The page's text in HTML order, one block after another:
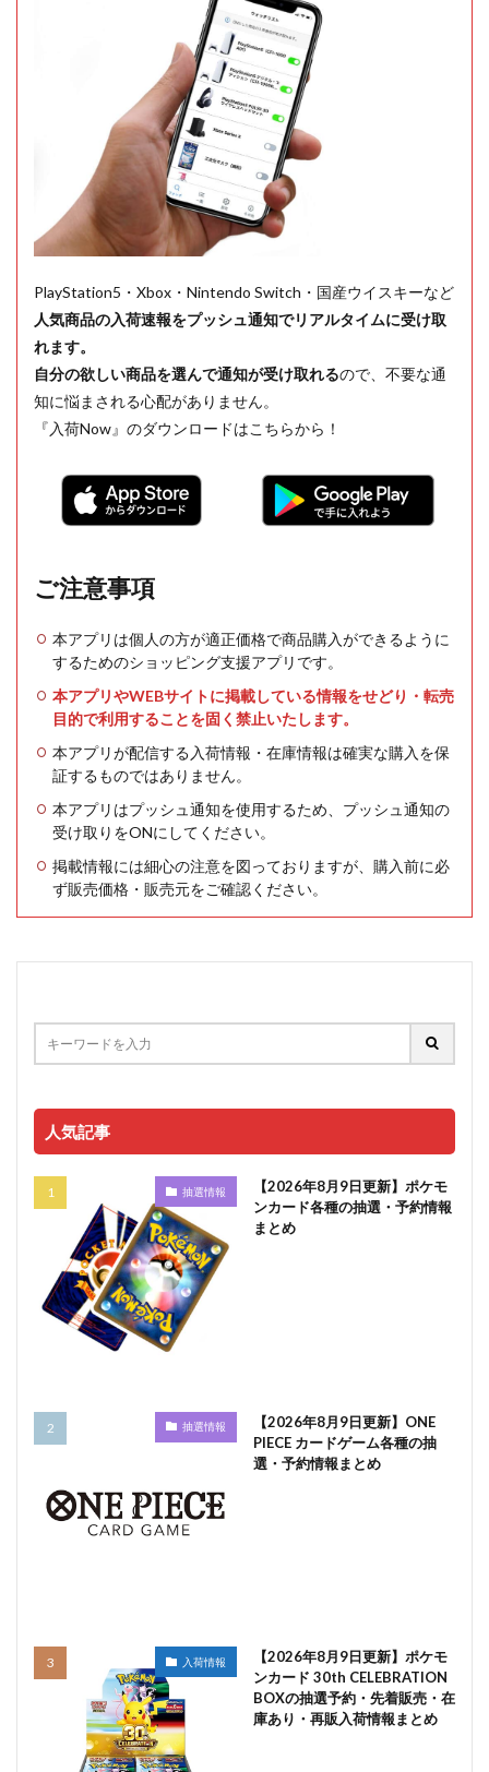
PlayStation5・Xbox・Nintendo Switch・国産ウイスキーなど
人気商品の入荷速報をプッシュ通知でリアルタイムに受け取
れます。
自分の欲しい商品を選んで通知が受け取れるので、不要な通
知に悩まされる心配がありません。
『入荷Now』のダウンロードはこちらから！
ご注意事項
本アプリは個人の方が適正価格で商品購入ができるように
するためのショッピング支援アプリです。
本アプリやWEBサイトに掲載している情報をせどり・転売
目的で利用することを固く禁止いたします。
本アプリが配信する入荷情報・在庫情報は確実な購入を保
証するものではありません。
本アプリはプッシュ通知を使用するため、プッシュ通知の
受け取りをONにしてください。
掲載情報には細心の注意を図っておりますが、購入前に必
ず販売価格・販売元をご確認ください。
人気記事
抽選情報
【2026年8月9日更新】ポケモ
ンカード各種の抽選・予約情報
まとめ
抽選情報
【2026年8月9日更新】ONE
PIECE カードゲーム各種の抽
選・予約情報まとめ
入荷情報
【2026年8月9日更新】ポケモ
ンカード 30th CELEBRATION
BOXの抽選予約・先着販売・在
庫あり・再販入荷情報まとめ